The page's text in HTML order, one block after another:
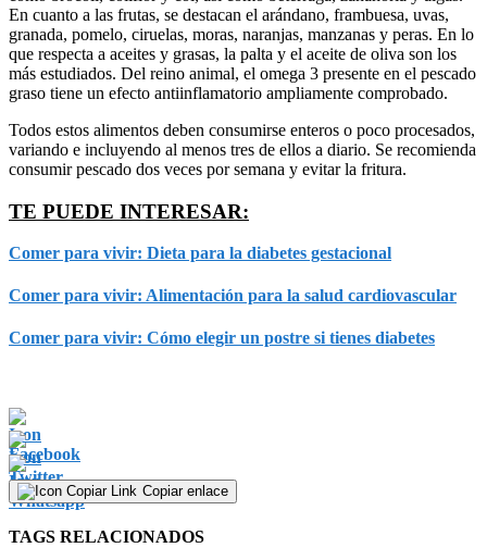
En cuanto a las frutas, se destacan el arándano, frambuesa, uvas,
granada, pomelo, ciruelas, moras, naranjas, manzanas y peras. En lo
que respecta a aceites y grasas, la palta y el aceite de oliva son los
más estudiados. Del reino animal, el omega 3 presente en el pescado
graso tiene un efecto antiinflamatorio ampliamente comprobado.
Todos estos alimentos deben consumirse enteros o poco procesados,
variando e incluyendo al menos tres de ellos a diario. Se recomienda
consumir pescado dos veces por semana y evitar la fritura.
TE PUEDE INTERESAR:
Comer para vivir: Dieta para la diabetes gestacional
Comer para vivir: Alimentación para la salud cardiovascular
Comer para vivir: Cómo elegir un postre si tienes diabetes
Copiar enlace
TAGS RELACIONADOS